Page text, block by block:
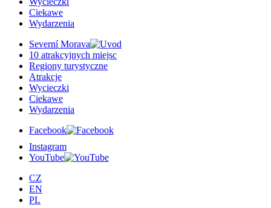
Ciekawe
Wydarzenia
Severní Morava
10 atrakcyjnych miejsc
Regiony turystyczne
Atrakcje
Wycieczki
Ciekawe
Wydarzenia
Facebook
Instagram
YouTube
CZ
EN
PL